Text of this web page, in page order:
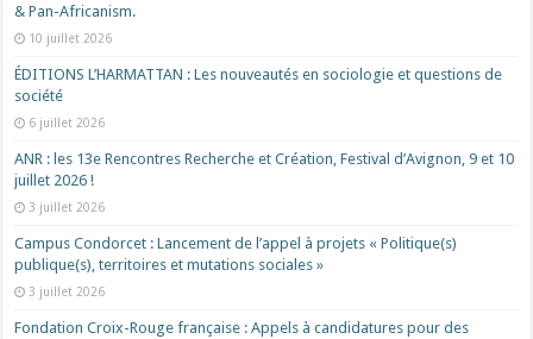
& Pan-Africanism.
10 juillet 2026
ÉDITIONS L’HARMATTAN : Les nouveautés en sociologie et questions de
société
6 juillet 2026
ANR : les 13e Rencontres Recherche et Création, Festival d’Avignon, 9 et 10
juillet 2026 !
3 juillet 2026
Campus Condorcet : Lancement de l’appel à projets « Politique(s)
publique(s), territoires et mutations sociales »
3 juillet 2026
Fondation Croix-Rouge française : Appels à candidatures pour des